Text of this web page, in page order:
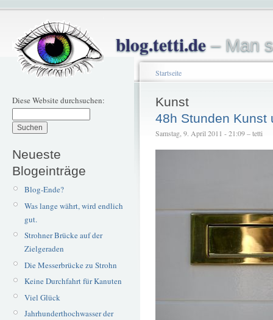
blog.tetti.de– Man
Diese Website durchsuchen:
Neueste
Blogeinträge
Blog-Ende?
Was lange währt, wird endlich
gut.
Strohner Brücke auf der
Zielgeraden
Die Messerbrücke zu Strohn
Keine Durchfahrt für Kanuten
Viel Glück
Jahrhunderthochwasser der
Startseite
Kunst
48h Stunden Kunst
Samstag, 9. April 2011 - 21:09 – tetti